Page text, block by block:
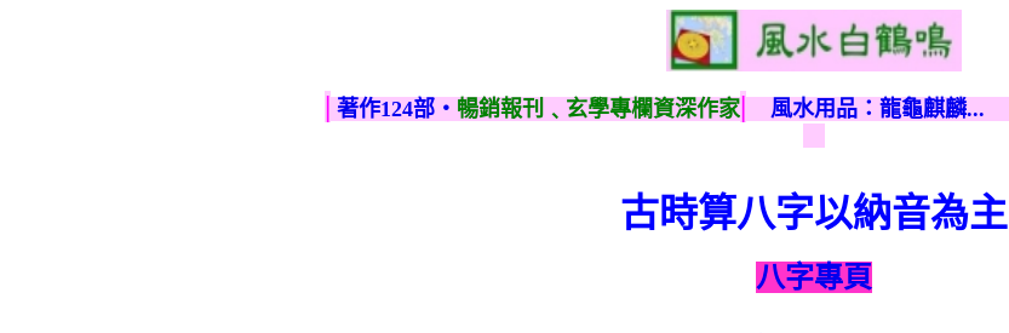
| 著作124部‧ 暢銷報刊﹑玄學專欄資深作家| 風水用品：龍龜麒麟...
古時算八字以納音為主
八字專頁